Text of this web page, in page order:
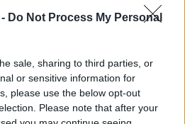
Do Not Process My Personal
sale, sharing to third parties, or
or sensitive information for
please use the below opt-out
Please note that after your
Το πλαίσιο αυτό
των επιπτώσεων
λαμβάνοντας υπόψη
2025, εκδόθηκαν